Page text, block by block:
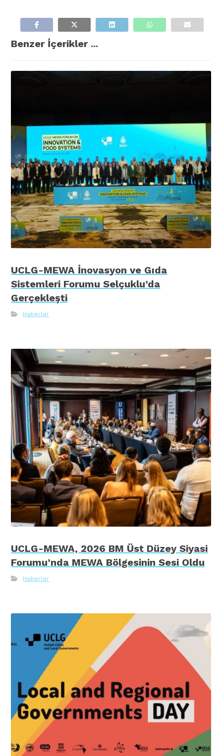
Benzer İçerikler ...
UCLG-MEWA İnovasyon ve Gıda
Sistemleri Forumu Selçuklu’da
Gerçekleşti
Haberler
UCLG-MEWA, 2026 BM Üst Düzey Siyasi
Forumu’nda MEWA Bölgesinin Sesi Oldu
Haberler